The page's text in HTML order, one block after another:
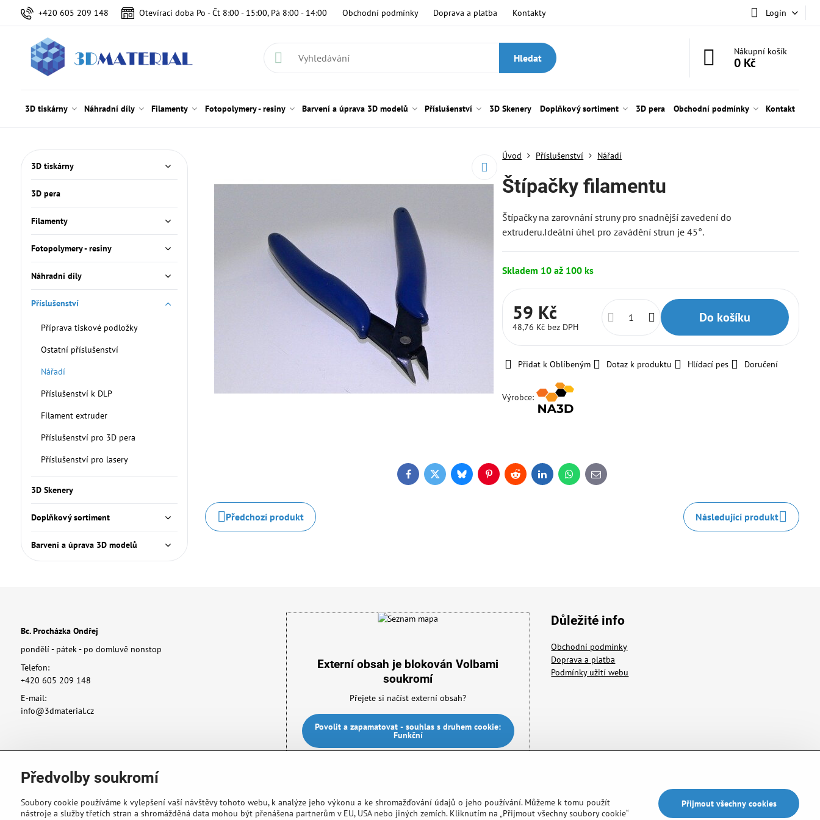
+420 605 209 148 Otevírací doba Po - Čt 8:00 - 15:00, Pá 8:00 - 14:00 Obchodní podmínky Doprava a platba Kontakty Login
Hledat
Nákupní košík
0 Kč
3D tiskárny Náhradní díly Filamenty Fotopolymery - resiny Barvení a úprava 3D modelů Příslušenství 3D Skenery Doplňkový sortiment 3D pera Obchodní podmínky Kontakt
Úvod Příslušenství Nářadí
Štípačky filamentu
Štípačky na zarovnání struny pro snadnější zavedení do
extruderu.Ideální úhel pro zavádění strun je 45°.
Skladem 10 až 100 ks
59 Kč
48,76 Kč bez DPH
Do košíku
Přidat k Oblíbeným Dotaz k produktu Hlídací pes Doručení
Výrobce:
FacebookTwitterBlueskyPinterestRedditLinkedInWhatsApp
E-
mail
Předchozí produkt Následující produkt
3D tiskárny
3D pera
Filamenty
Fotopolymery - resiny
Náhradní díly
Příslušenství
Příprava tiskové podložky
Ostatní příslušenství
Nářadí
Příslušenství k DLP
Filament extruder
Příslušenství pro 3D pera
Příslušenství pro lasery
3D Skenery
Doplňkový sortiment
Barvení a úprava 3D modelů
Bc. Procházka Ondřej
pondělí - pátek - po domluvě nonstop
Telefon:
+420 605 209 148
E-mail:
info@3dmaterial.cz
Externí obsah je blokován Volbami
soukromí
Přejete si načíst externí obsah?
Povolit a zapamatovat - souhlas s druhem cookie:
Funkční
Důležité info
Obchodní podmínky
Doprava a platba
Podmínky užití webu
Předvolby soukromí
Soubory cookie používáme k vylepšení vaší návštěvy tohoto webu, k analýze jeho výkonu a ke shromažďování údajů o jeho používání. Můžeme k tomu použít
nástroje a služby třetích stran a shromážděná data mohou být přenášena partnerům v EU, USA nebo jiných zemích. Kliknutím na „Přijmout všechny soubory cookie“
Přijmout všechny cookies